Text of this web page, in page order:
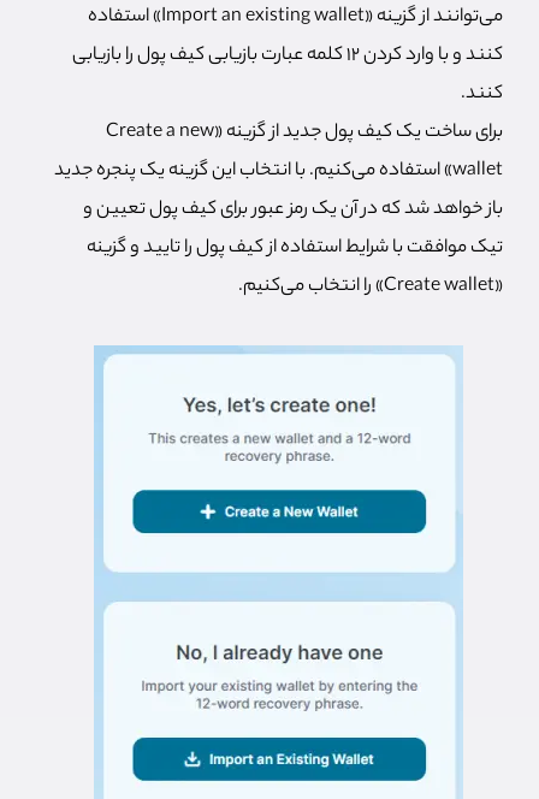
می‌توانند از گزینه «Import an existing wallet» استفاده
کنند و با وارد کردن 12 کلمه عبارت بازیابی کیف پول را بازیابی
کنند.
برای ساخت یک کیف پول جدید از گزینه «Create a new
wallet» استفاده می‌کنیم. با انتخاب این گزینه یک پنجره جدید
باز خواهد شد که در آن یک رمز عبور برای کیف پول تعیین و
تیک موافقت با شرایط استفاده از کیف پول را تایید و گزینه
«Create wallet» را انتخاب می‌کنیم.